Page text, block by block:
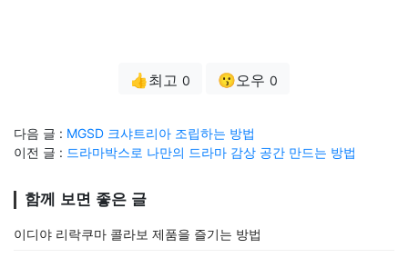
👍최고 0 😗오우 0
다음 글 : MGSD 크샤트리아 조립하는 방법
이전 글 : 드라마박스로 나만의 드라마 감상 공간 만드는 방법
함께 보면 좋은 글
이디야 리락쿠마 콜라보 제품을 즐기는 방법